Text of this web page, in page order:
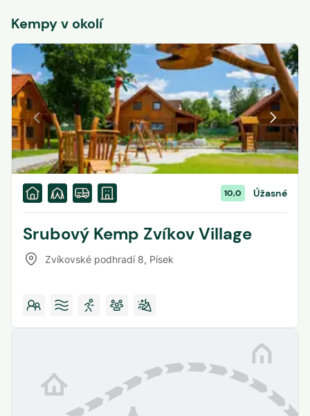
Kempy v okolí
10,0 Úžasné
Srubový Kemp Zvíkov Village
Zvíkovské podhradí 8, Písek